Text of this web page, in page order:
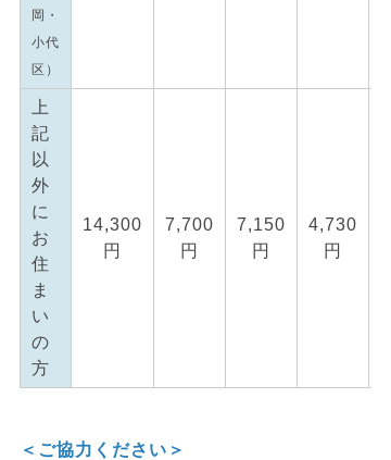
岡・
小代
区）
上
記
以
外
に
お
住
ま
い
の
方
14,300
円
7,700
円
7,150
円
4,730
円
＜ご協力ください＞